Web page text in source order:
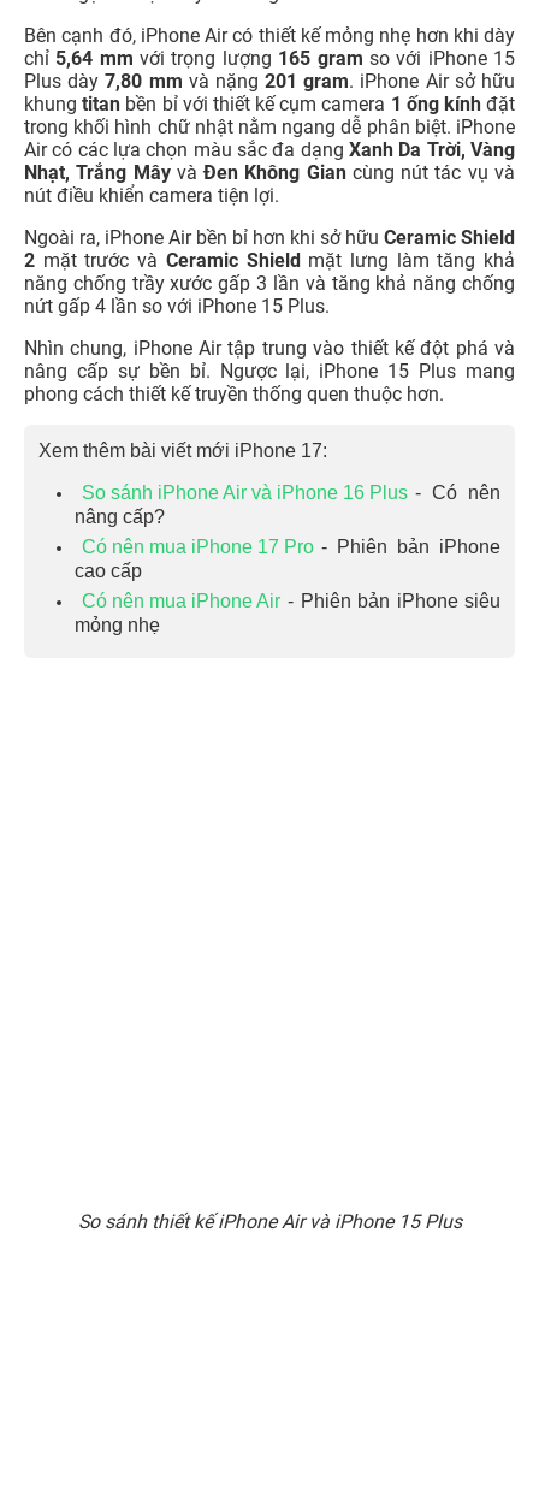
Bên cạnh đó, iPhone Air có thiết kế mỏng nhẹ hơn khi dày
chỉ 5,64 mm với trọng lượng 165 gram so với iPhone 15
Plus dày7,80 mm và nặng201 gram. iPhone Air sở hữu
khung titan bền bỉ với thiết kế cụm camera 1 ống kínhđặt
trong khối hình chữ nhật nằm ngang dễ phân biệt. iPhone
Air có các lựa chọn màu sắc đa dạng Xanh Da Trời, Vàng
Nhạt, Trắng Mây và Đen Không Gian cùng nút tác vụ và
nút điều khiển camera tiện lợi.
Ngoài ra, iPhone Air bền bỉ hơn khi sở hữu Ceramic Shield
2 mặt trước và Ceramic Shieldmặt lưng làm tăng khả
năng chống trầy xước gấp 3 lần và tăng khả năng chống
nứt gấp 4 lần so với iPhone 15 Plus.
Nhìn chung, iPhone Air tập trung vào thiết kế đột phá và
nâng cấp sự bền bỉ. Ngược lại, iPhone 15 Plus mang
phong cách thiết kế truyền thống quen thuộc hơn.
Xem thêm bài viết mới iPhone 17:
So sánh iPhone Air và iPhone 16 Plus - Có nên
nâng cấp?
Có nên mua iPhone 17 Pro - Phiên bản iPhone
cao cấp
Có nên mua iPhone Air - Phiên bản iPhone siêu
mỏng nhẹ
So sánh thiết kế iPhone Air và iPhone 15 Plus